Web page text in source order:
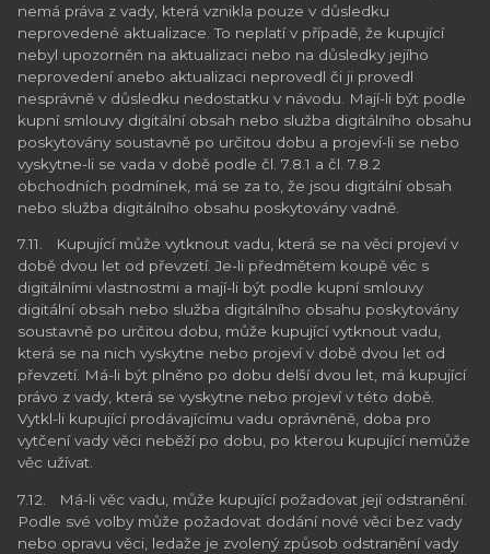
nemá práva z vady, která vznikla pouze v důsledku
neprovedené aktualizace. To neplatí v případě, že kupující
nebyl upozorněn na aktualizaci nebo na důsledky jejího
neprovedení anebo aktualizaci neprovedl či ji provedl
nesprávně v důsledku nedostatku v návodu. Mají-li být podle
kupní smlouvy digitální obsah nebo služba digitálního obsahu
poskytovány soustavně po určitou dobu a projeví-li se nebo
vyskytne-li se vada v době podle čl. 7.8.1 a čl. 7.8.2
obchodních podmínek, má se za to, že jsou digitální obsah
nebo služba digitálního obsahu poskytovány vadně.
7.11. Kupující může vytknout vadu, která se na věci projeví v
době dvou let od převzetí. Je-li předmětem koupě věc s
digitálními vlastnostmi a mají-li být podle kupní smlouvy
digitální obsah nebo služba digitálního obsahu poskytovány
soustavně po určitou dobu, může kupující vytknout vadu,
která se na nich vyskytne nebo projeví v době dvou let od
převzetí. Má-li být plněno po dobu delší dvou let, má kupující
právo z vady, která se vyskytne nebo projeví v této době.
Vytkl-li kupující prodávajícímu vadu oprávněně, doba pro
vytčení vady věci neběží po dobu, po kterou kupující nemůže
věc užívat.
7.12. Má-li věc vadu, může kupující požadovat její odstranění.
Podle své volby může požadovat dodání nové věci bez vady
nebo opravu věci, ledaže je zvolený způsob odstranění vady